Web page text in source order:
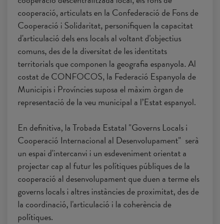
cooperació, articulats en la Confederació de Fons de
Cooperació i Solidaritat, personifiquen la capacitat
d'articulació dels ens locals al voltant d'objectius
comuns, des de la diversitat de les identitats
territorials que componen la geografia espanyola. Al
costat de CONFOCOS, la Federació Espanyola de
Municipis i Províncies suposa el màxim òrgan de
representació de la veu municipal a l’Estat espanyol.
En definitiva, la Trobada Estatal "Governs Locals i
Cooperació Internacional al Desenvolupament" serà
un espai d'intercanvi i un esdeveniment orientat a
projectar cap al futur les polítiques públiques de la
cooperació al desenvolupament que duen a terme els
governs locals i altres instàncies de proximitat, des de
la coordinació, l'articulació i la coherència de
polítiques.